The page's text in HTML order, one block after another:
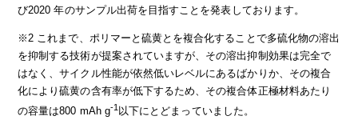
び2020 年のサンプル出荷を目指すことを発表しております。
※2 これまで、ポリマーと硫黄とを複合化することで多硫化物の溶出
を抑制する技術が提案されていますが、その溶出抑制効果は完全で
はなく、サイクル性能が依然低いレベルにあるばかりか、その複合
化により硫黄の含有率が低下するため、その複合体正極材料あたり
の容量は800 mAh g-1 以下にとどまっていました。